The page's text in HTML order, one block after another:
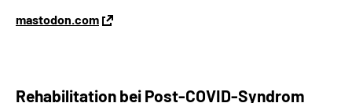
mastodon.com
Rehabilitation bei Post-COVID-Syndrom